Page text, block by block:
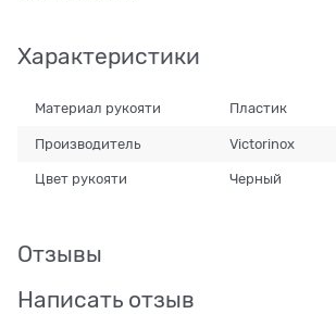
Характеристики
Материал рукояти Пластик
Производитель Victorinox
Цвет рукояти Черный
Отзывы
Написать отзыв